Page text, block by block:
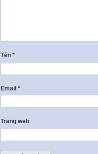
Tên *
Email *
Trang web